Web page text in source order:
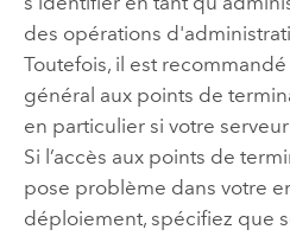
des opérations
Toutefois, il est
général aux points de
en particulier si votre
Si l’accès aux points de
pose problème dans votre
déploiement, spécifiez que